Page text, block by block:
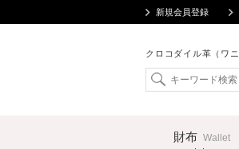
新規会員登録
クロコダイル革（ワ
財布 Wallet